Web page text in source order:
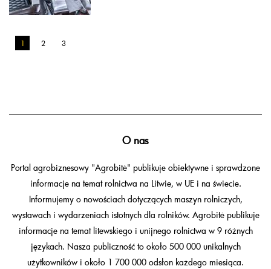
1 2 3
O nas
Portal agrobiznesowy "Agrobitė" publikuje obiektywne i sprawdzone
informacje na temat rolnictwa na Litwie, w UE i na świecie.
Informujemy o nowościach dotyczących maszyn rolniczych,
wystawach i wydarzeniach istotnych dla rolników. Agrobitė publikuje
informacje na temat litewskiego i unijnego rolnictwa w 9 różnych
językach. Nasza publiczność to około 500 000 unikalnych
użytkowników i około 1 700 000 odsłon każdego miesiąca.